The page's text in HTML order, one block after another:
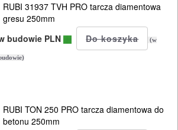
RUBI 31937 TVH PRO tarcza diamentowa
gresu 250mm
budowie PLN
(w
RUBI TON 250 PRO tarcza diamentowa do
betonu 250mm